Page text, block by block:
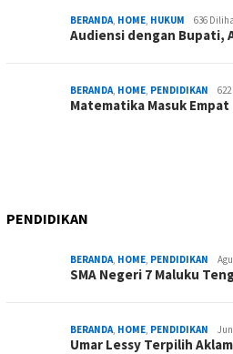
BERANDA HOME HUKUM 636
Audiensi dengan Bupati,
BERANDA HOME PENDIDIKAN
Matematika Masuk
PENDIDIKAN
BERANDA HOME PENDIDIKAN
SMA Negeri 7 Maluku
BERANDA HOME PENDIDIKAN
Umar Lessy Terpilih